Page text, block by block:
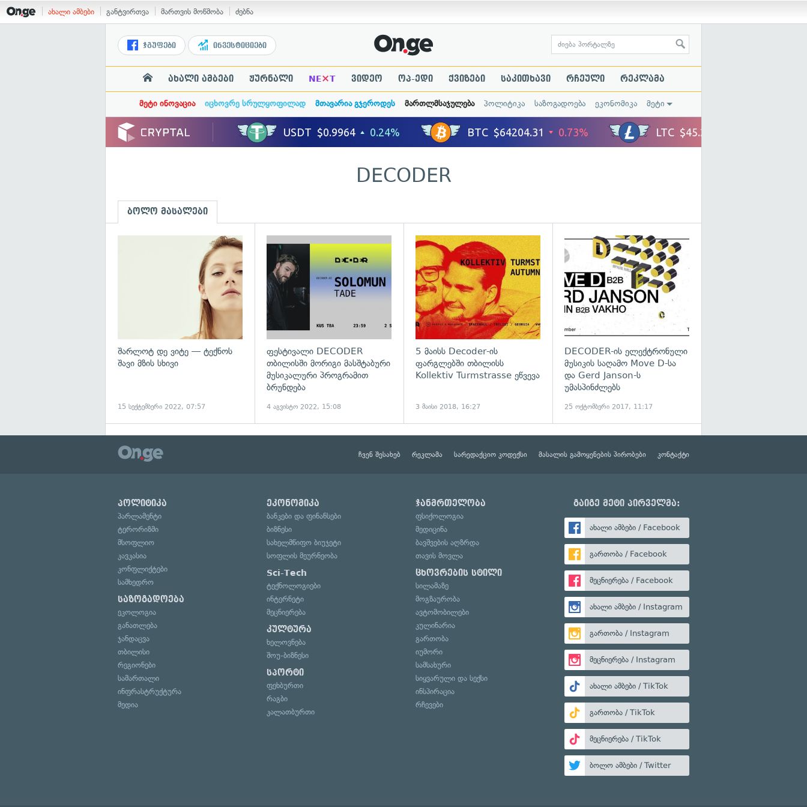
ახალი ამბები განტვირთვა მართვის მოწმობა ძებნა
ჯგუფები ინვესტიციები
ახალი ამბები ჟურნალი NE×T ვიდეო ოპ-ედი ქვიზები საკითხავი რჩეული რეკლამა
მეტი ინოვაცია იცხოვრე სრულყოფილად მთავარია გჯეროდეს მართლმსაჯულება პოლიტიკა საზოგადოება ეკონომიკა მეტი
DECODER
ბოლო მასალები
შარლოტ დე ვიტე — ტექნოს
შავი მზის სხივი
15 სექტემბერი 2022, 07:57
ფესტივალი DECODER
თბილისში მორიგი მასშტაბური
მუსიკალური პროგრამით
ბრუნდება
4 აგვისტო 2022, 15:08
გადახედვა
5 მაისს Decoder-ის
ფარგლებში თბილისს
Kollektiv Turmstrasse ეწვევა
3 მაისი 2018, 16:27
DECODER-ის ელექტრონული
მუსიკის საღამო Move D-სა
და Gerd Janson-ს
უმასპინძლებს
25 ოქტომბერი 2017, 11:17
ჩვენ შესახებ რეკლამა სარედაქციო კოდექსი მასალის გამოყენების პირობები კონტაქტი
პოლიტიკა
პარლამენტი
ტერორიზმი
მსოფლიო
კავკასია
კონფლიქტები
სამხედრო
საზოგადოება
ეკოლოგია
განათლება
ჯანდაცვა
თბილისი
რეგიონები
სამართალი
ინფრასტრუქტურა
მედია
ეკონომიკა
ბანკები და ფინანსები
ბიზნესი
სახელმწიფო ბიუჯეტი
სოფლის მეურნეობა
Sci-Tech
ტექნოლოგიები
ინტერნეტი
მეცნიერება
კულტურა
ხელოვნება
შოუ-ბიზნესი
სპორტი
ფეხბურთი
რაგბი
კალათბურთი
ჯანმრთელობა
ფსიქოლოგია
მედიცინა
ბავშვების აღზრდა
თავის მოვლა
ცხოვრების სტილი
სილამაზე
მოგზაურობა
ავტომობილები
კულინარია
გართობა
იუმორი
სამსახური
სიყვარული და სექსი
ინსპირაცია
რჩევები
გაიგე მეტი პირველმა:
ახალი ამბები / Facebook
გართობა / Facebook
მეცნიერება / Facebook
ახალი ამბები / Instagram
გართობა / Instagram
მეცნიერება / Instagram
ახალი ამბები / TikTok
გართობა / TikTok
მეცნიერება / TikTok
ბოლო ამბები / Twitter